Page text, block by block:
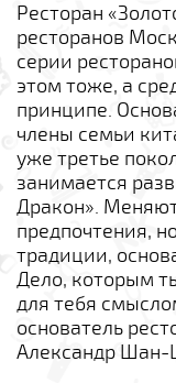
Ресторан
ресторанов
серии
этом тоже, а
принципе.
члены семьи
уже третье
занимается
Дракон».
предпочтения,
традиции,
Дело, которым
для тебя
основатель
Александр